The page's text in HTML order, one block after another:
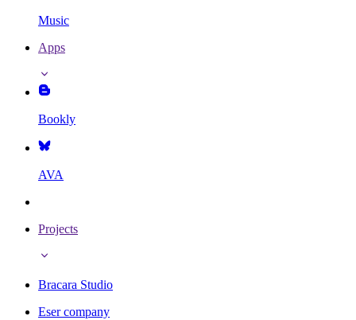
Music
Apps
Bookly
AVA
Projects
Bracara Studio
Eser company